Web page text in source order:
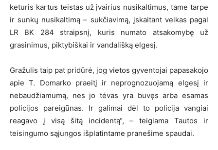
keturis kartus teistas už įvairius nusikaltimus, tame tarpe
ir sunkų nusikaltimą – sukčiavimą, įskaitant veikas pagal
LR BK 284 straipsnį, kuris numato atsakomybę už
grasinimus, piktybiškai ir vandališką elgesį.
Gražulis taip pat pridūrė, jog vietos gyventojai papasakojo
apie T. Domarko praeitį ir neprognozuojamą elgesį ir
nebaudžiamumą, nes jo tėvas yra buvęs arba esamas
policijos pareigūnas. Ir galimai dėl to policija vangiai
reagavo į visą šitą incidentą“, – teigiama Tautos ir
teisingumo sąjungos išplatintame pranešime spaudai.